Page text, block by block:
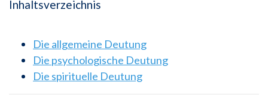
Inhaltsverzeichnis
Die allgemeine Deutung
Die psychologische Deutung
Die spirituelle Deutung